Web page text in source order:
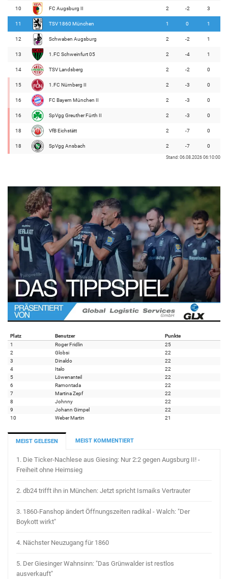
10 FC Augsburg II 2 -2 3
11 TSV 1860 München 1 0 1
12 Schwaben Augsburg 2 -2 1
13 1.FC Schweinfurt 05 2 -4 1
14 TSV Landsberg 2 -2 0
15 1.FC Nürnberg II 2 -3 0
16 FC Bayern München II 2 -3 0
16 SpVgg Greuther Fürth II 2 -3 0
18 VfB Eichstätt 2 -7 0
18 SpVgg Ansbach 2 -7 0
Stand: 06.08.2026 06:10:00
Platz Benutzer
Punkte
1
Roger Fridlin
25
2
Globsi
22
3
Dinaldo
22
4
Italo
22
5
Löwenanteil
22
6
Ramontada
22
7
Martina Zepf
22
8
Johnny
22
9
Johann Gimpel
22
10
Weber Martin 21
MEIST GELESEN MEIST KOMMENTIERT
1. Die Ticker-Nachlese aus Giesing: Nur 2:2 gegen Augsburg II! -
Freiheit ohne Heimsieg
2. db24 trifft ihn in München: Jetzt spricht Ismaiks Vertrauter
3. 1860-Fanshop ändert Öffnungszeiten radikal - Walch: "Der
Boykott wirkt"
4. Nächster Neuzugang für 1860
5. Der Giesinger Wahnsinn: "Das Grünwalder ist restlos
ausverkauft"